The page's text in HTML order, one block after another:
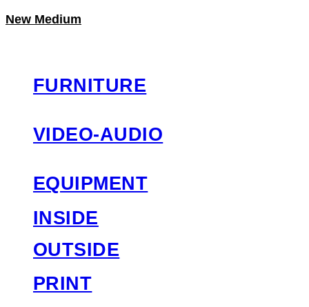
New Medium
FURNITURE
VIDEO-AUDIO
EQUIPMENT
INSIDE
OUTSIDE
PRINT